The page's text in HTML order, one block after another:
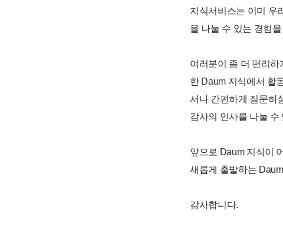
지식서비스는 이미 우
을 나눌 수 있는 경험
여러분이 좀 더 편리
한 Daum 지식에서 활
서나 간편하게 질문하
감사의 인사를 나눌
앞으로 Daum 지식이
새롭게 출발하는
감사합니다.